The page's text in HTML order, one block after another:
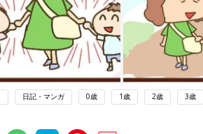
日記・マンガ 0歳 1歳 2歳 3歳